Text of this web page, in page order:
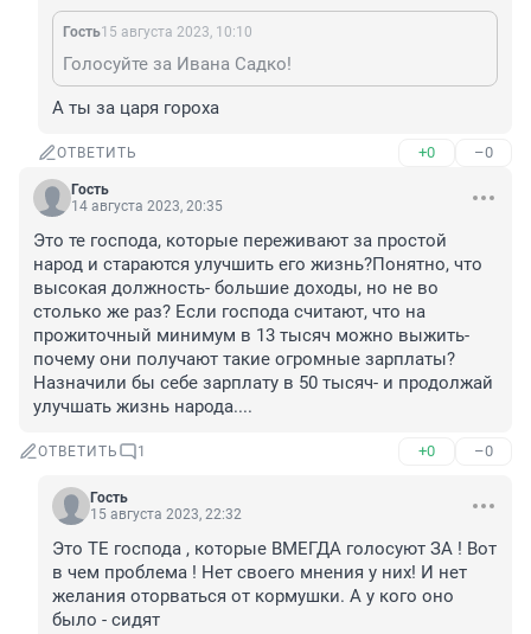
Гость15 августа 2023, 10:10
Голосуйте за Ивана Садко!
А ты за царя гороха
ОТВЕТИТЬ +0 –0
Гость
14 августа 2023, 20:35
Это те господа, которые переживают за простой
народ и стараются улучшить его жизнь?Понятно, что
высокая должность- большие доходы, но не во
столько же раз? Если господа считают, что на
прожиточный минимум в 13 тысяч можно выжить-
почему они получают такие огромные зарплаты?
Назначили бы себе зарплату в 50 тысяч- и продолжай
улучшать жизнь народа....
ОТВЕТИТЬ 1 +0 –0
Гость
15 августа 2023, 22:32
Это ТЕ господа , которые ВМЕГДА голосуют ЗА ! Вот
в чем проблема ! Нет своего мнения у них! И нет
желания оторваться от кормушки. А у кого оно
было - сидят